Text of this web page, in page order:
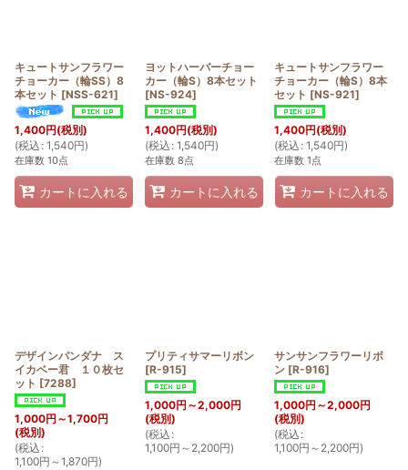
キュートサンフラワー
チョーカー（輪SS）8
本セット [NSS-621]
1,400円(税別)
(税込 : 1,540円)
在庫数 10点
カートに入れる
ヨットハーバーチョー
カー（輪S）8本セット
[NS-924]
1,400円(税別)
(税込 : 1,540円)
在庫数 8点
カートに入れる
キュートサンフラワー
チョーカー（輪S）8本
セット [NS-921]
1,400円(税別)
(税込 : 1,540円)
在庫数 1点
カートに入れる
デザインバンダナ ス
イカベー君 １０枚セ
ット [7288]
1,000円 ～1,700円
(税別)
(税込 :
1,100円 ～1,870円)
プリティサマーリボン
[R-915]
1,000円 ～2,000円
(税別)
(税込 :
1,100円 ～2,200円)
サンサンフラワーリボ
ン [R-916]
1,000円 ～2,000円
(税別)
(税込 :
1,100円 ～2,200円)